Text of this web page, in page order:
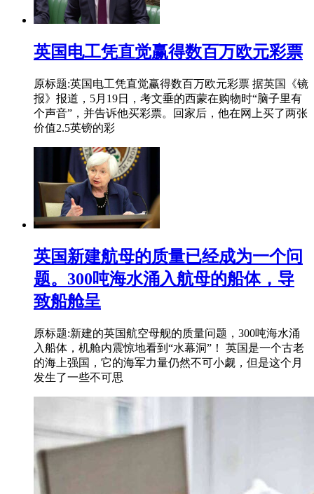
英国电工凭直觉赢得数百万欧元彩票
原标题:英国电工凭直觉赢得数百万欧元彩票 据英国《镜
报》报道，5月19日，考文垂的西蒙在购物时“脑子里有
个声音”，并告诉他买彩票。回家后，他在网上买了两张
价值2.5英镑的彩
英国新建航母的质量已经成为一个问
题。300吨海水涌入航母的船体，导
致船舱呈
原标题:新建的英国航空母舰的质量问题，300吨海水涌
入船体，机舱内震惊地看到“水幕洞”！ 英国是一个古老
的海上强国，它的海军力量仍然不可小觑，但是这个月
发生了一些不可思